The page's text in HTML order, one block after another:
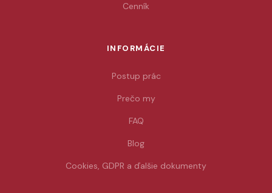
Cenník
INFORMÁCIE
Postup prác
Prečo my
FAQ
Blog
Cookies, GDPR a ďalšie dokumenty